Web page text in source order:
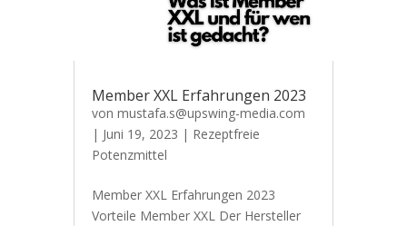
Member XXL Erfahrungen 2023
von mustafa.s@upswing-media.com
| Juni 19, 2023 | Rezeptfreie
Potenzmittel
Member XXL Erfahrungen 2023
Vorteile Member XXL Der Hersteller